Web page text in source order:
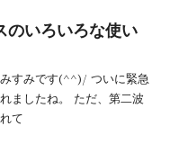
のいろいろな使い
すみです(^^)/ ついに緊急
ましたね。 ただ、第二波
て